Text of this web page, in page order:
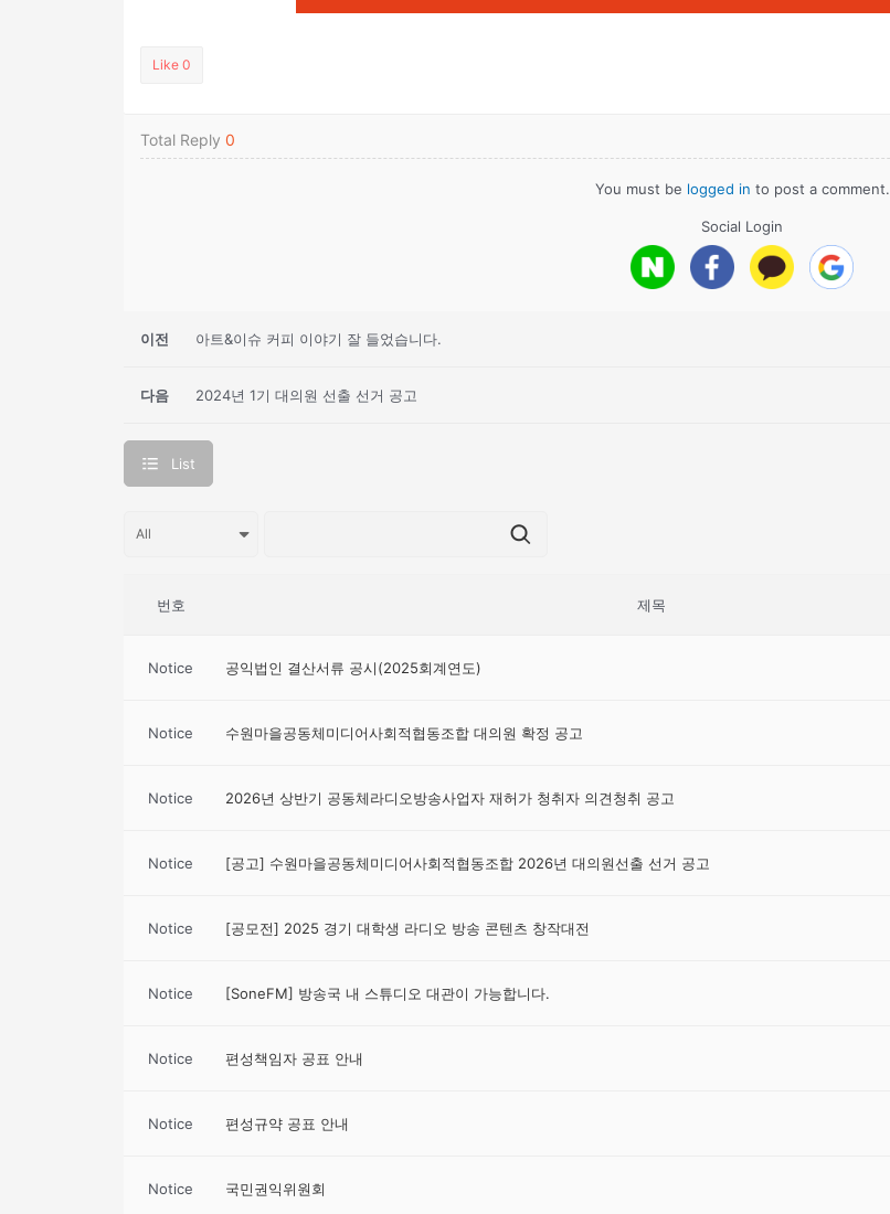
Like 0
Total Reply 0
You must be logged in to post a comment.
Social Login
이전 아트&이슈 커피 이야기 잘 들었습니다.
2024년 1기 대의원 선출 선거 공고
다음
List
번호 제목
Notice 공익법인 결산서류 공시(2025회계연도)
Notice 수원마을공동체미디어사회적협동조합 대의원 확정 공고
Notice 2026년 상반기 공동체라디오방송사업자 재허가 청취자 의견청취 공고
Notice [공고] 수원마을공동체미디어사회적협동조합 2026년 대의원선출 선거 공고
Notice [공모전] 2025 경기 대학생 라디오 방송 콘텐츠 창작대전
Notice [SoneFM] 방송국 내 스튜디오 대관이 가능합니다.
Notice 편성책임자 공표 안내
Notice 편성규약 공표 안내
Notice 국민권익위원회